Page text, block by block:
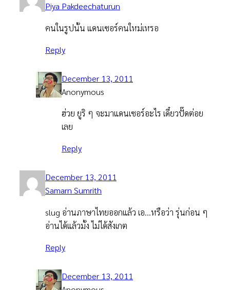
Piya Pakdeechaturun
คนในรูปนั้น แดนเซอร์คนใหม่เหรอ
Reply
December 13, 2011
Anonymous
ฮ่วย ยูริ ๆ จะมาแดนเซอร์อะไร เดี๋ยวปั๊ดต่อย
เลย
Reply
December 13, 2011
Samarn Sumrith
slug อ่านภาษาไทยออกแล้ว เอ…หรือว่า รุ่นก่อน ๆ
อ่านได้แล้วมั้ง ไม่ได้สังเกต
Reply
December 13, 2011